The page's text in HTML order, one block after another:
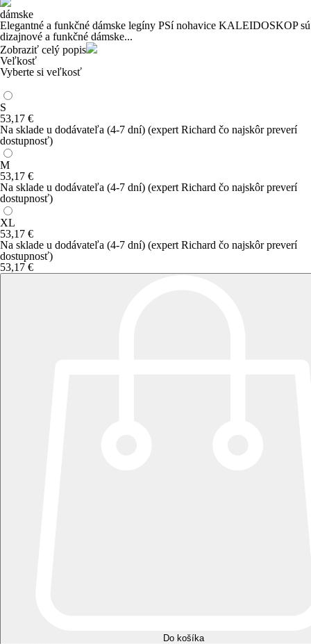
dámske
Elegantné a funkčné dámske legíny PSí nohavice KALEIDOSKOP sú
dizajnové a funkčné dámske...
Zobraziť celý popis
Veľkosť
Vyberte si veľkosť
S
53,17 €
Na sklade u dodávateľa (4-7 dní) (expert Richard čo najskôr preverí
dostupnosť)
M
53,17 €
Na sklade u dodávateľa (4-7 dní) (expert Richard čo najskôr preverí
dostupnosť)
XL
53,17 €
Na sklade u dodávateľa (4-7 dní) (expert Richard čo najskôr preverí
dostupnosť)
53,17 €
Do košíka